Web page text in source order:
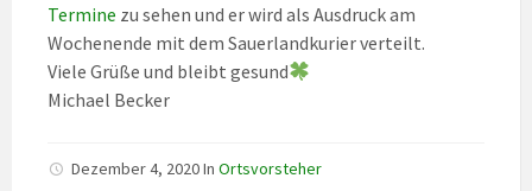
Termine zu sehen und er wird als Ausdruck am
Wochenende mit dem Sauerlandkurier verteilt.
Viele Grüße und bleibt gesund
Michael Becker
Dezember 4, 2020In Ortsvorsteher